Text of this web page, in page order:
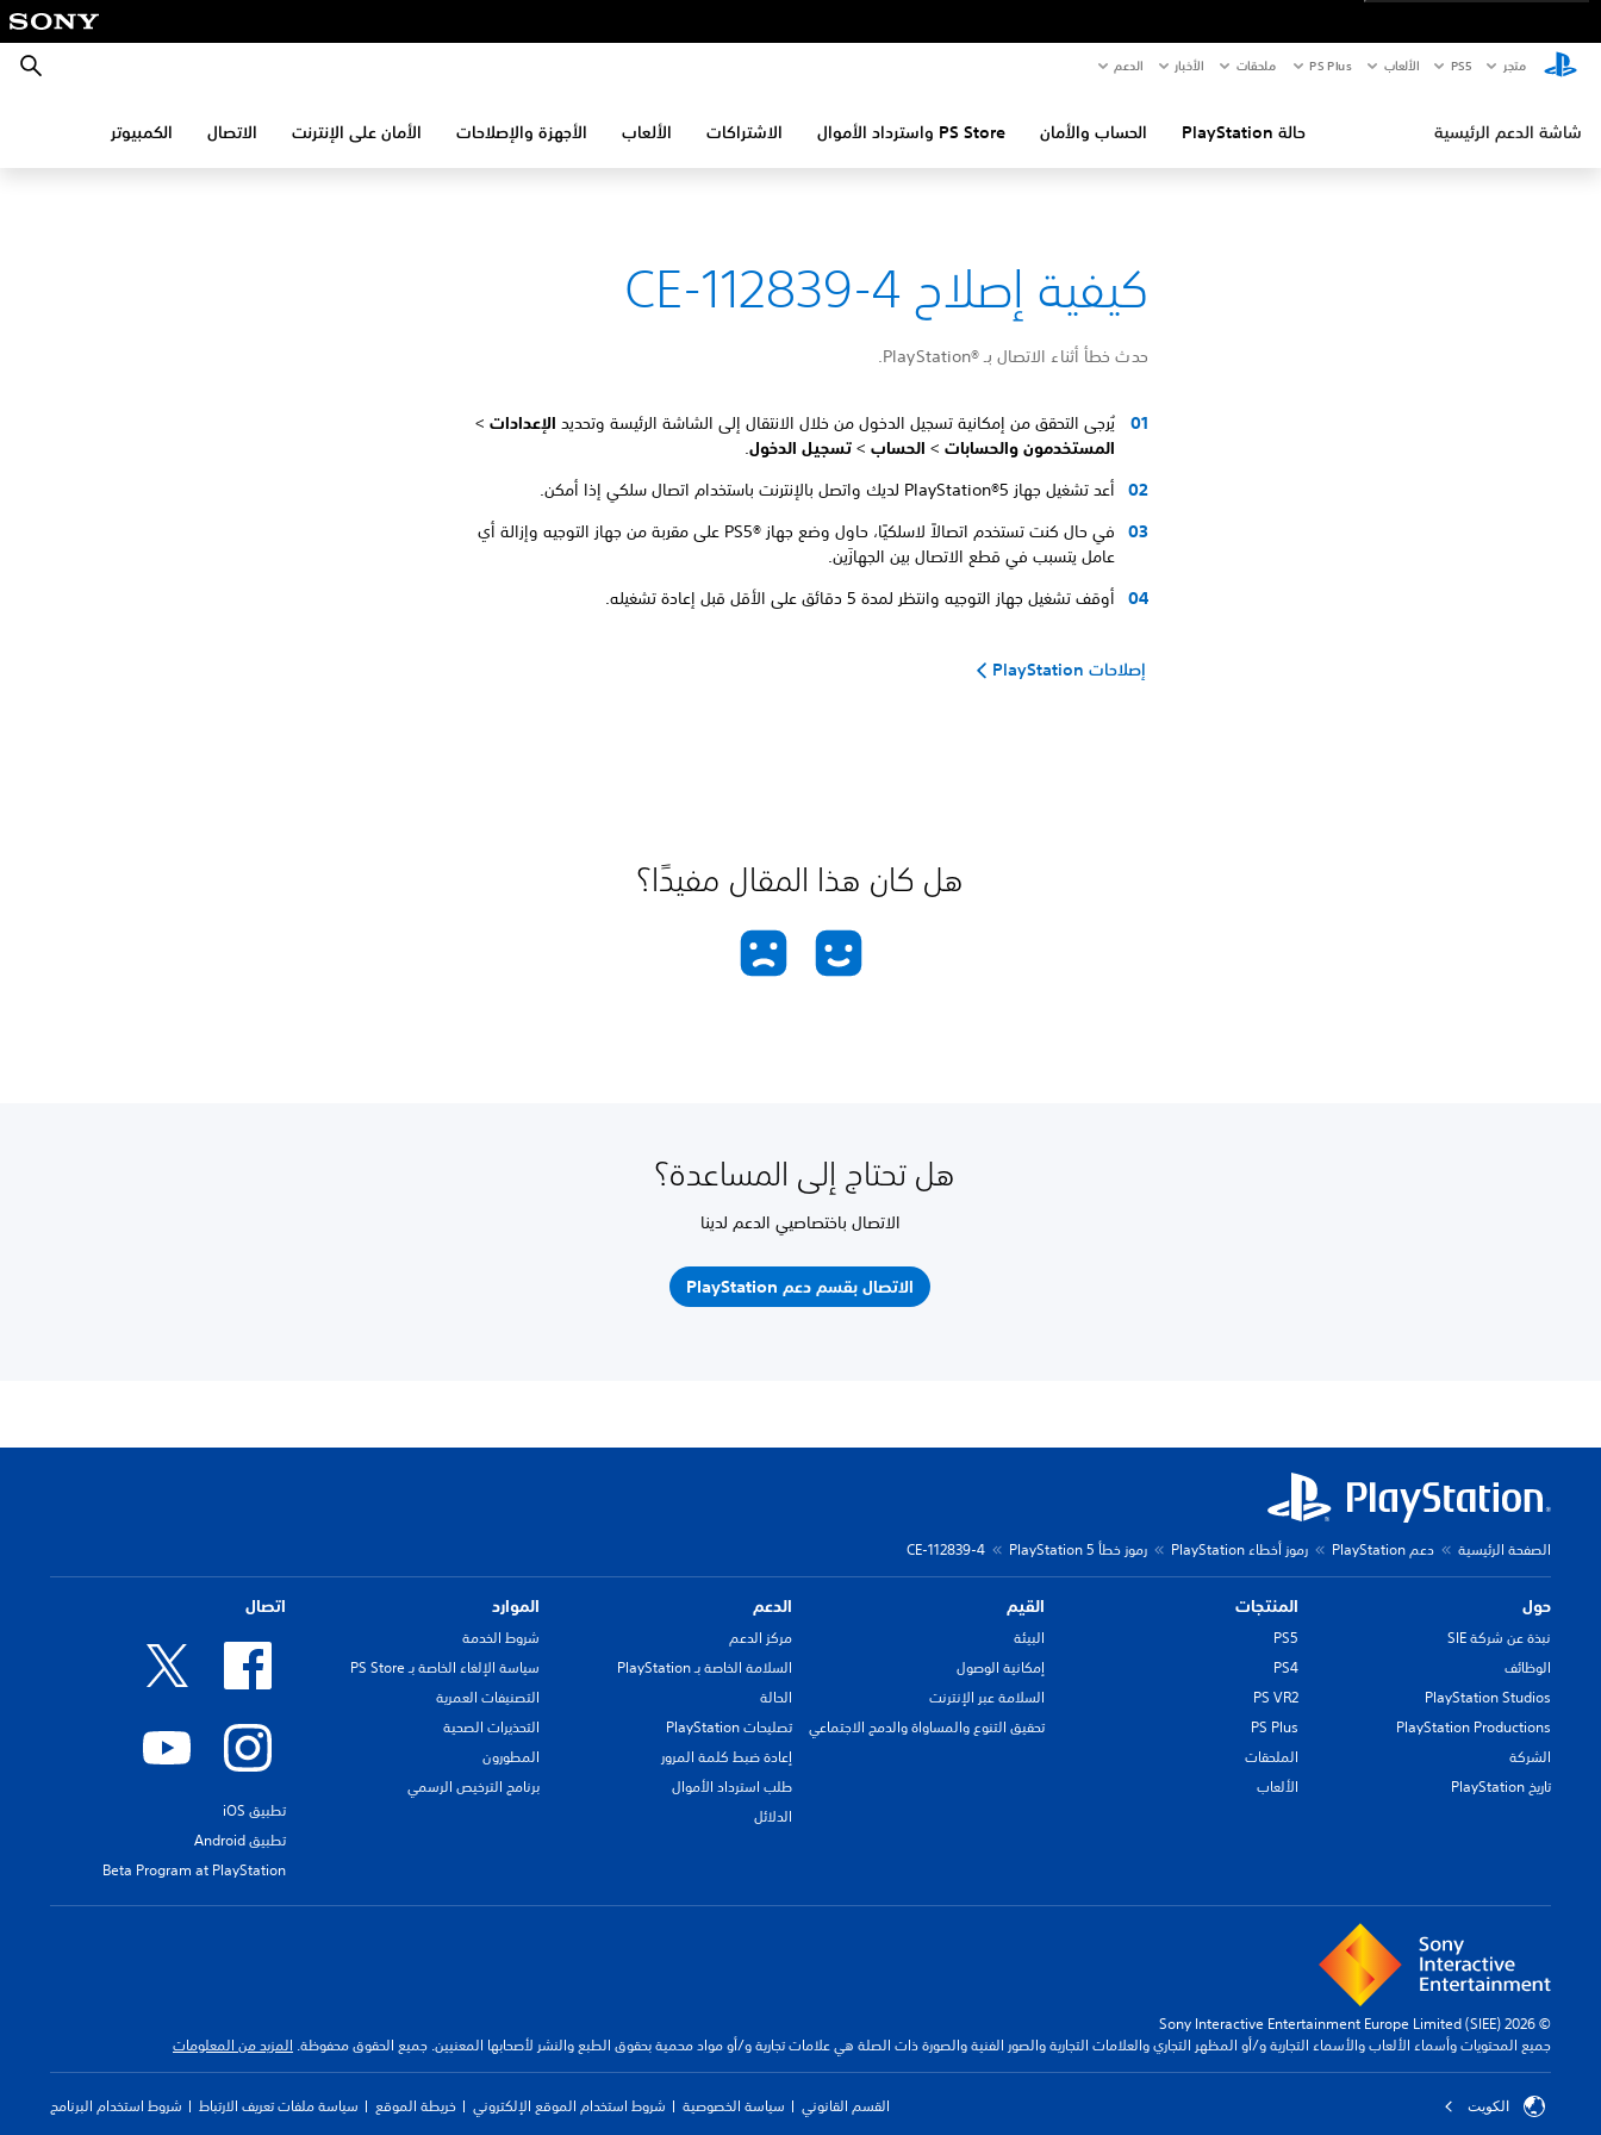
متجر PS5‏ الألعاب PS Plus ملحقات الأخبار الدعم بحث
شاشة الدعم الرئيسية حالة PlayStation الحساب والأمان PS Store واسترداد الأموال الاشتراكات الألعاب الأجهزة والإصلاحات الأمان على الإنترنت الاتصال الكمبيوتر
كيفية إصلاح CE-112839-4
حدث خطأ أثناء الاتصال بـ PlayStation®‎.
يُرجى التحقق من إمكانية تسجيل الدخول من خلال الانتقال إلى الشاشة الرئيسة وتحديد الإعدادات >
المستخدمون والحسابات > الحساب >تسجيل الدخول.
أعد تشغيل جهاز PlayStation®5 لديك واتصل بالإنترنت باستخدام اتصال سلكي إذا أمكن.
في حال كنت تستخدم اتصالاً لاسلكيًا، حاول وضع جهاز PS5®‎ على مقربة من جهاز التوجيه وإزالة أي
عامل يتسبب في قطع الاتصال بين الجهازَين.
أوقف تشغيل جهاز التوجيه وانتظر لمدة 5 دقائق على الأقل قبل إعادة تشغيله.
إصلاحات PlayStation
هل كان هذا المقال مفيدًا؟
هل تحتاج إلى المساعدة؟
الاتصال باختصاصيي الدعم لدينا
الاتصال بقسم دعم PlayStation
الصفحة الرئيسية دعم PlayStation رموز أخطاء PlayStation رموز خطأ PlayStation 5 CE-112839-4
حول
نبذة عن شركة SIE
الوظائف
PlayStation Studios
PlayStation Productions
الشركة
تاريخ PlayStation
المنتجات
PS5
PS4
PS VR2
PS Plus
الملحقات
الألعاب
القيم
البيئة
إمكانية الوصول
السلامة عبر الإنترنت
تحقيق التنوع والمساواة والدمج الاجتماعي
الدعم
مركز الدعم
السلامة الخاصة بـ PlayStation
الحالة
تصليحات PlayStation
إعادة ضبط كلمة المرور
طلب استرداد الأموال
الدلائل
الموارد
شروط الخدمة
سياسة الإلغاء الخاصة بـ PS Store
التصنيفات العمرية
التحذيرات الصحية
المطورون
برنامج الترخيص الرسمي
اتصال
تطبيق iOS
تطبيق Android
Beta Program at PlayStation
© 2026 Sony Interactive Entertainment Europe Limited (SIEE)
جميع المحتويات وأسماء الألعاب والأسماء التجارية و/أو المظهر التجاري والعلامات التجارية والصور الفنية والصورة ذات الصلة هي علامات تجارية و/أو مواد محمية بحقوق الطبع والنشر لأصحابها المعنيين. جميع الحقوق محفوظة. المزيد من المعلومات
الكويت‎ القسم القانوني سياسة الخصوصية شروط استخدام الموقع الإلكتروني خريطة الموقع سياسة ملفات تعريف الارتباط شروط استخدام البرنامج